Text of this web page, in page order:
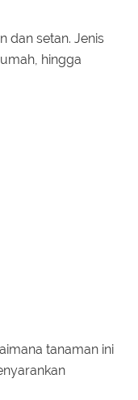
dan setan. Jenis
hingga
tanaman ini